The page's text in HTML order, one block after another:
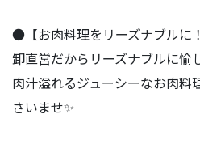
●【お肉料理をリーズナブルに！
卸直営だからリーズナブルに愉
肉汁溢れるジューシーなお肉料
さいませ✨